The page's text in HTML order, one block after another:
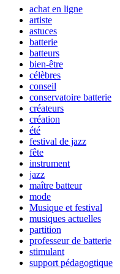
achat en ligne
artiste
astuces
batterie
batteurs
bien-être
célèbres
conseil
conservatoire batterie
créateurs
création
été
festival de jazz
fête
instrument
jazz
maître batteur
mode
Musique et festival
musiques actuelles
partition
professeur de batterie
stimulant
support pédagogtique